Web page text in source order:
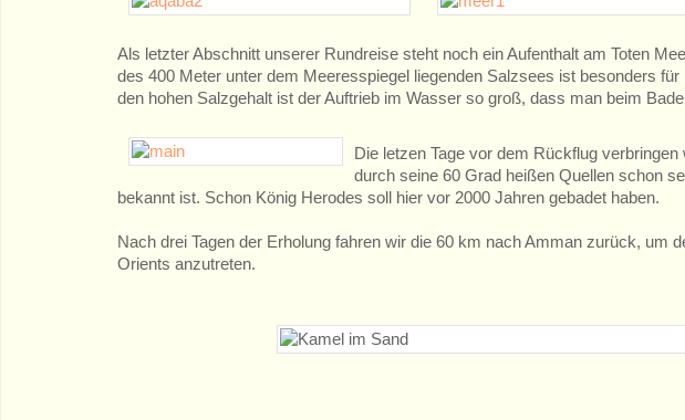
Als letzter Abschnitt unserer Rundreise steht noch ein Aufenthalt am Toten
des 400 Meter unter dem Meeresspiegel liegenden Salzsees ist besonders
den hohen Salzgehalt ist der Auftrieb im Wasser so groß, dass man beim
Die letzen Tage vor dem Rückflug verbringen
durch seine 60 Grad heißen Quellen schon
bekannt ist. Schon König Herodes soll hier vor 2000 Jahren gebadet haben.
Nach drei Tagen der Erholung fahren wir die 60 km nach Amman zurück, um
Orients anzutreten.